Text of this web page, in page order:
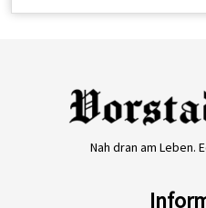
Nah dran am Leben.